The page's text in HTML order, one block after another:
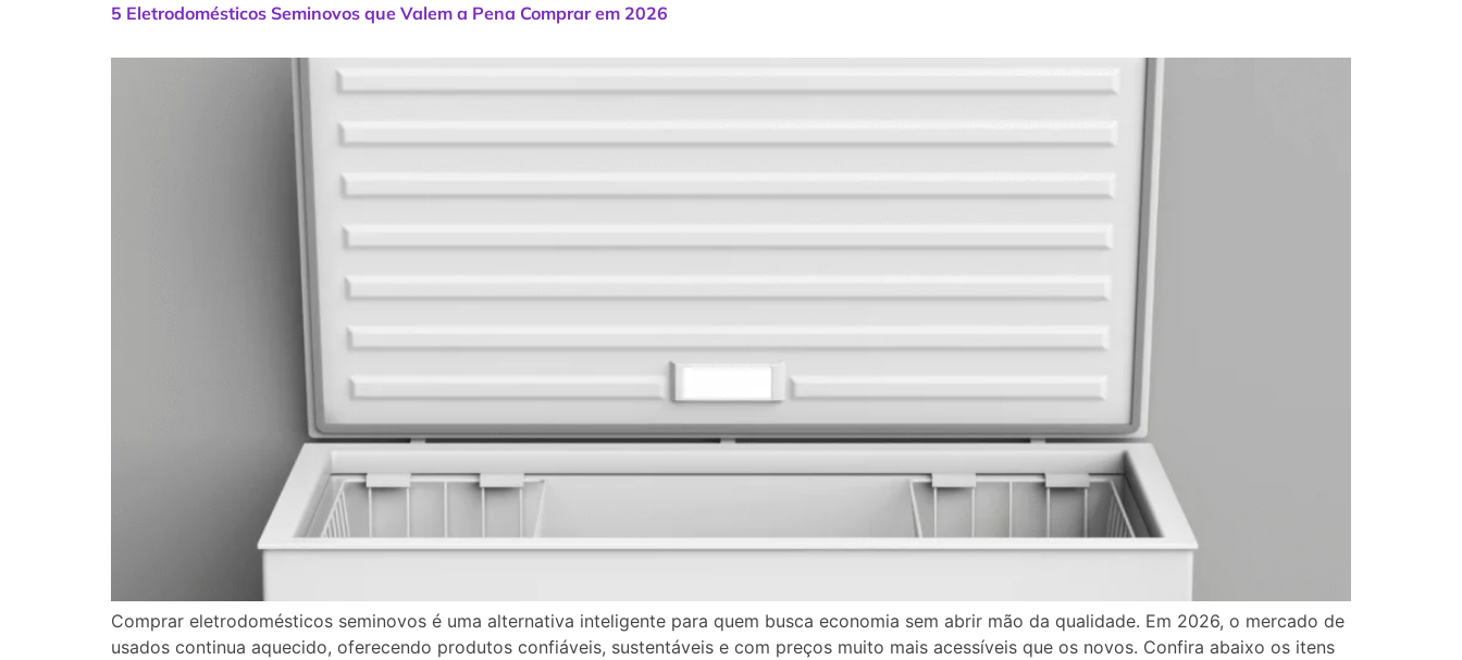
5 Eletrodomésticos Seminovos que Valem a Pena Comprar em 2026
Comprar eletrodomésticos seminovos é uma alternativa inteligente para quem busca economia sem abrir mão da qualidade. Em 2026, o mercado de
usados continua aquecido, oferecendo produtos confiáveis, sustentáveis e com preços muito mais acessíveis que os novos. Confira abaixo os itens